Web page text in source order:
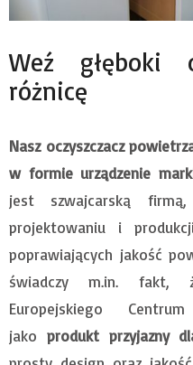
Weź głęboki
różnicę
Nasz oczyszczacz
w formie urządzenie
jest szwajcarską
projektowaniu i
poprawiających jakość
świadczy m.in. fakt,
Europejskiego
jakoprodukt przyjazny